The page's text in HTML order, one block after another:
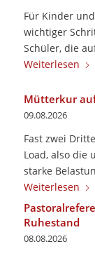
Für Kinder
wichtiger
Schüler, die
Weiterlesen
Mütterkur
09.08.2026
Fast zwei
Load, also die
starke
Weiterlesen
Ruhestand
08.08.2026